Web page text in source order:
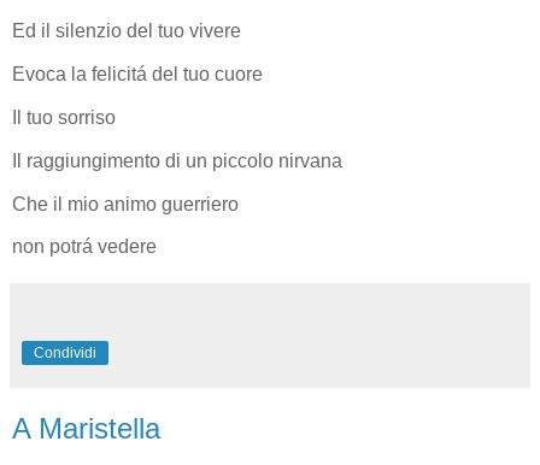
Ed il silenzio del tuo vivere
Evoca la felicitá del tuo cuore
Il tuo sorriso
Il raggiungimento di un piccolo nirvana
Che il mio animo guerriero
non potrá vedere
Condividi
A Maristella